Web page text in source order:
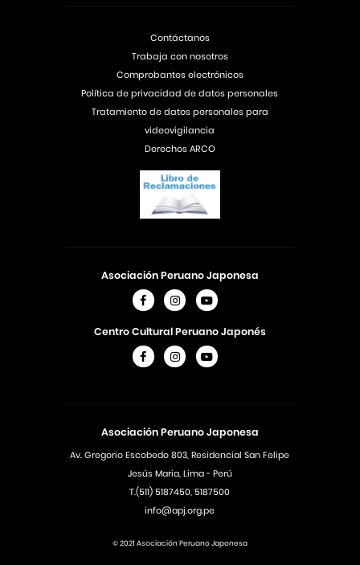
Asociación Peruano Japonesa
Av. Gregorio Escobedo 803, Residencial San Felipe
Jesús Maria, Lima - Perú
T.(511) 5187450, 5187500
info@apj.org.pe
Asociación Peruano Japonesa
Centro Cultural Peruano Japonés
Contáctanos
Trabaja con nosotros
Comprobantes electrónicos
Política de privacidad de datos personales
Tratamiento de datos personales para
videovigilancia
Derechos ARCO
© 2021 Asociación Peruano Japonesa